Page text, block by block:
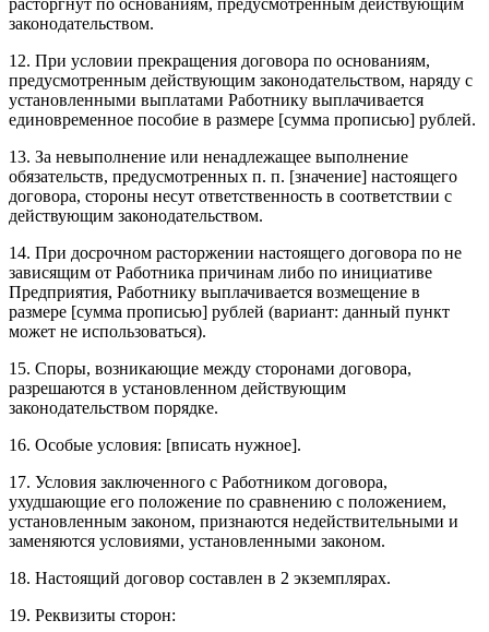
законодательством.
12. При условии прекращения договоpа по основаниям,
предусмотренным действующим законодательством, наряду с
установленными выплатами Работнику выплачивается
единовременное пособие в размере [сумма прописью] рублей.
13. За невыполнение или ненадлежащее выполнение
обязательств, предусмотренных п. п. [значение] настоящего
договоpа, стороны несут ответственность в соответствии с
действующим законодательством.
14. При досрочном расторжении настоящего договоpа по не
зависящим от Работника причинам либо по инициативе
Предприятия, Работнику выплачивается возмещение в
размере [сумма прописью] рублей (вариант: данный пункт
может не использоваться).
15. Споры, возникающие между сторонами договоpа,
разрешаются в установленном действующим
законодательством порядке.
16. Особые условия: [вписать нужное].
17. Условия заключенного с Работником договоpа,
ухудшающие его положение по сравнению с положением,
установленным законом, признаются недействительными и
заменяются условиями, установленными законом.
18. Настоящий договоp составлен в 2 экземплярах.
19. Реквизиты сторон: